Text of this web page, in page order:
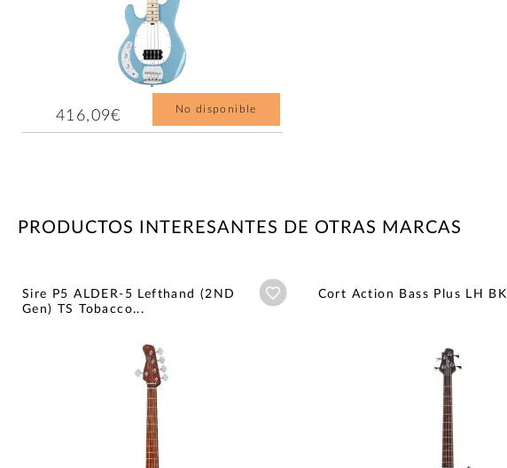
416,09€ No disponible
PRODUCTOS INTERESANTES DE OTRAS MARCAS
Sire P5 ALDER-5 Lefthand (2ND
Gen) TS Tobacco...
Añadir a wishlist
Cort Action Bass Plus LH BK